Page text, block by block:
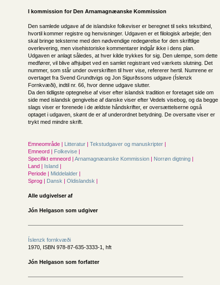
I kommission forDen Arnamagnæanske Kommission
Den samlede udgave af de islandske folkeviser er beregnet til seks tekstbind,
hvortil kommer registre og henvisninger. Udgaven er et filologisk arbejde; den
skal bringe teksterne med den nødvendige redegørelse for den skriftlige
overlevering, men visehistoriske kommentarer indgår ikke i dens plan.
Udgaven er anlagt således, at hver kilde trykkes for sig. Den ulempe, som dette
medfører, vil blive afhjulpet ved en samlet registrant ved værkets slutning. Det
nummer, som står under overskriften til hver vise, refererer hertil. Numrene er
overtaget fra Svend Grundtvigs og Jon Sigurðssons udgave (Íslenzk
Fornkvæði), indtil nr. 66, hvor denne udgave slutter.
Da den tidligste optegnelse af viser efter islandsk tradition er foretaget side om
side med islandsk gengivelse af danske viser efter Vedels visebog, og da begge
slags viser er forenede i de ældste håndskrifter, er oversættelserne også
optaget i udgaven, skønt de er af underordnet betydning. De oversatte viser er
trykt med mindre skrift.
Emneområde | Litteratur | Tekstudgaver og manuskripter |
Emneord | Folkevise |
Specifikt emneord | Arnamagnæanske Kommission | Norrøn digtning |
Land | Island |
Periode | Middelalder |
Sprog | Dansk | Oldislandsk |
Alle udgivelser af
Jón Helgason som udgiver
Íslenzk fornkvæði
1970, ISBN 978-87-635-3333-1, hft
Jón Helgason som forfatter